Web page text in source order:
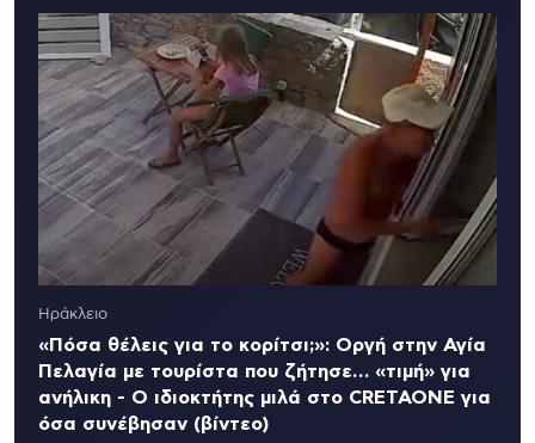
Ηράκλειο
«Πόσα θέλεις για το κορίτσι;»: Οργή στην Αγία
Πελαγία με τουρίστα που ζήτησε… «τιμή» για
ανήλικη - Ο ιδιοκτήτης μιλά στο CRETAONE για
όσα συνέβησαν (βίντεο)